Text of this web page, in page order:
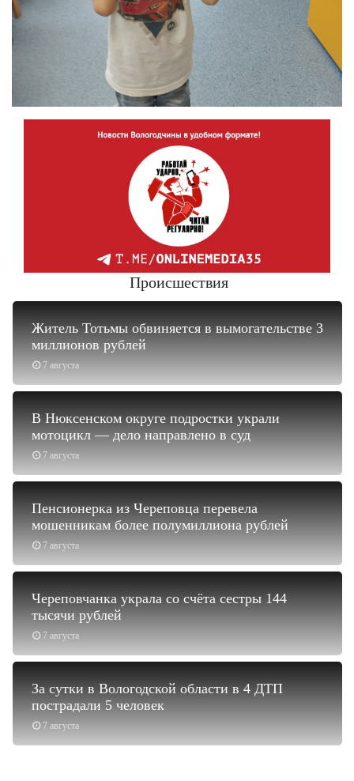
Происшествия
7 августа
Житель Тотьмы обвиняется в вымогательстве 3
миллионов рублей
7 августа
В Нюксенском округе подростки украли
мотоцикл — дело направлено в суд
7 августа
Пенсионерка из Череповца перевела
мошенникам более полумиллиона рублей
7 августа
Череповчанка украла со счёта сестры 144
тысячи рублей
7 августа
За сутки в Вологодской области в 4 ДТП
пострадали 5 человек